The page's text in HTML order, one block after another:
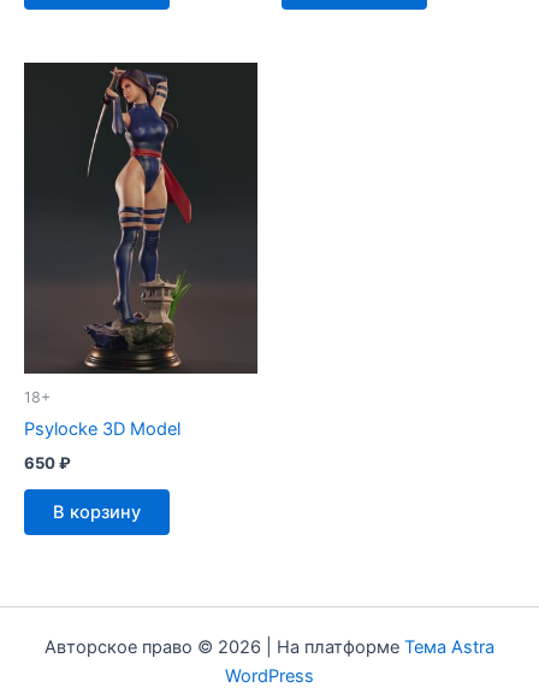
18+
Psylocke 3D Model
650₽
В корзину
Авторское право © 2026 | На платформе Тема Astra
WordPress